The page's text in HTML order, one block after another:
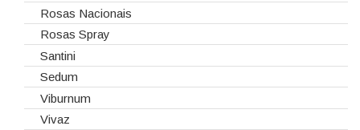
Rosas Nacionais
Rosas Spray
Santini
Sedum
Viburnum
Vivaz